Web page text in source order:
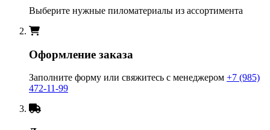
Выберите нужные пиломатериалы из ассортимента
Оформление заказа
Заполните форму или свяжитесь с менеджером +7 (985)
472-11-99